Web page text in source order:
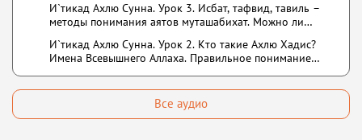
пришло в Коране и Сунне? Концепция ибн Таймийи
И`тикад Ахлю Сунна. Урок 3. Исбат, тафвид, тавиль –
методы понимания аятов муташабихат. Можно ли
означает утверждение сифата «биля кейфа» (без
образа)?
И`тикад Ахлю Сунна. Урок 2. Кто такие Ахлю Хадис?
Имена Всевышнего Аллаха. Правильное понимание
Все аудио